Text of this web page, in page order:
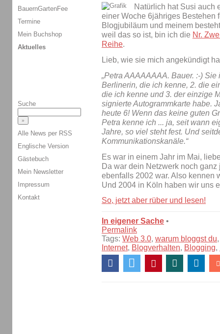
Natürlich hat Susi auch
einer Woche 6jähriges Bestehen
Blogjubiläum und meinem
weil das so ist, bin ich die Nr.
Reihe.
Lieb, wie sie mich angekündigt
„Petra AAAAAAAA. Bauer. :-)
Berlinerin, die ich kenne, 2. die
die ich kenne und 3. der einzige
signierte Autogrammkarte habe.
heute 6! Wenn das keine guten
Petra kenne ich ... ja, seit wann
Jahre, so viel steht fest. Und
Kommunikationskanäle.“
Es war in einem Jahr im Mai,
Da war dein Netzwerk noch
ebenfalls 2002 war. Also kennen
Und 2004 in Köln haben wir uns
So, jetzt aber rüber und lesen!
In eigener Sache •
Permalink
Tags: Web 3.0, warum bloggst du
Internet, Blogverhalten, Blogging,
BauernGartenFee
Termine
Mein Buchshop
Aktuelles
Suche
Alle News per RSS
Englische Version
Gästebuch
Mein Newsletter
Impressum
Kontakt